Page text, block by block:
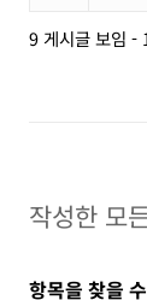
9 게시글 보임 -
작성한 모
항목을 찾을